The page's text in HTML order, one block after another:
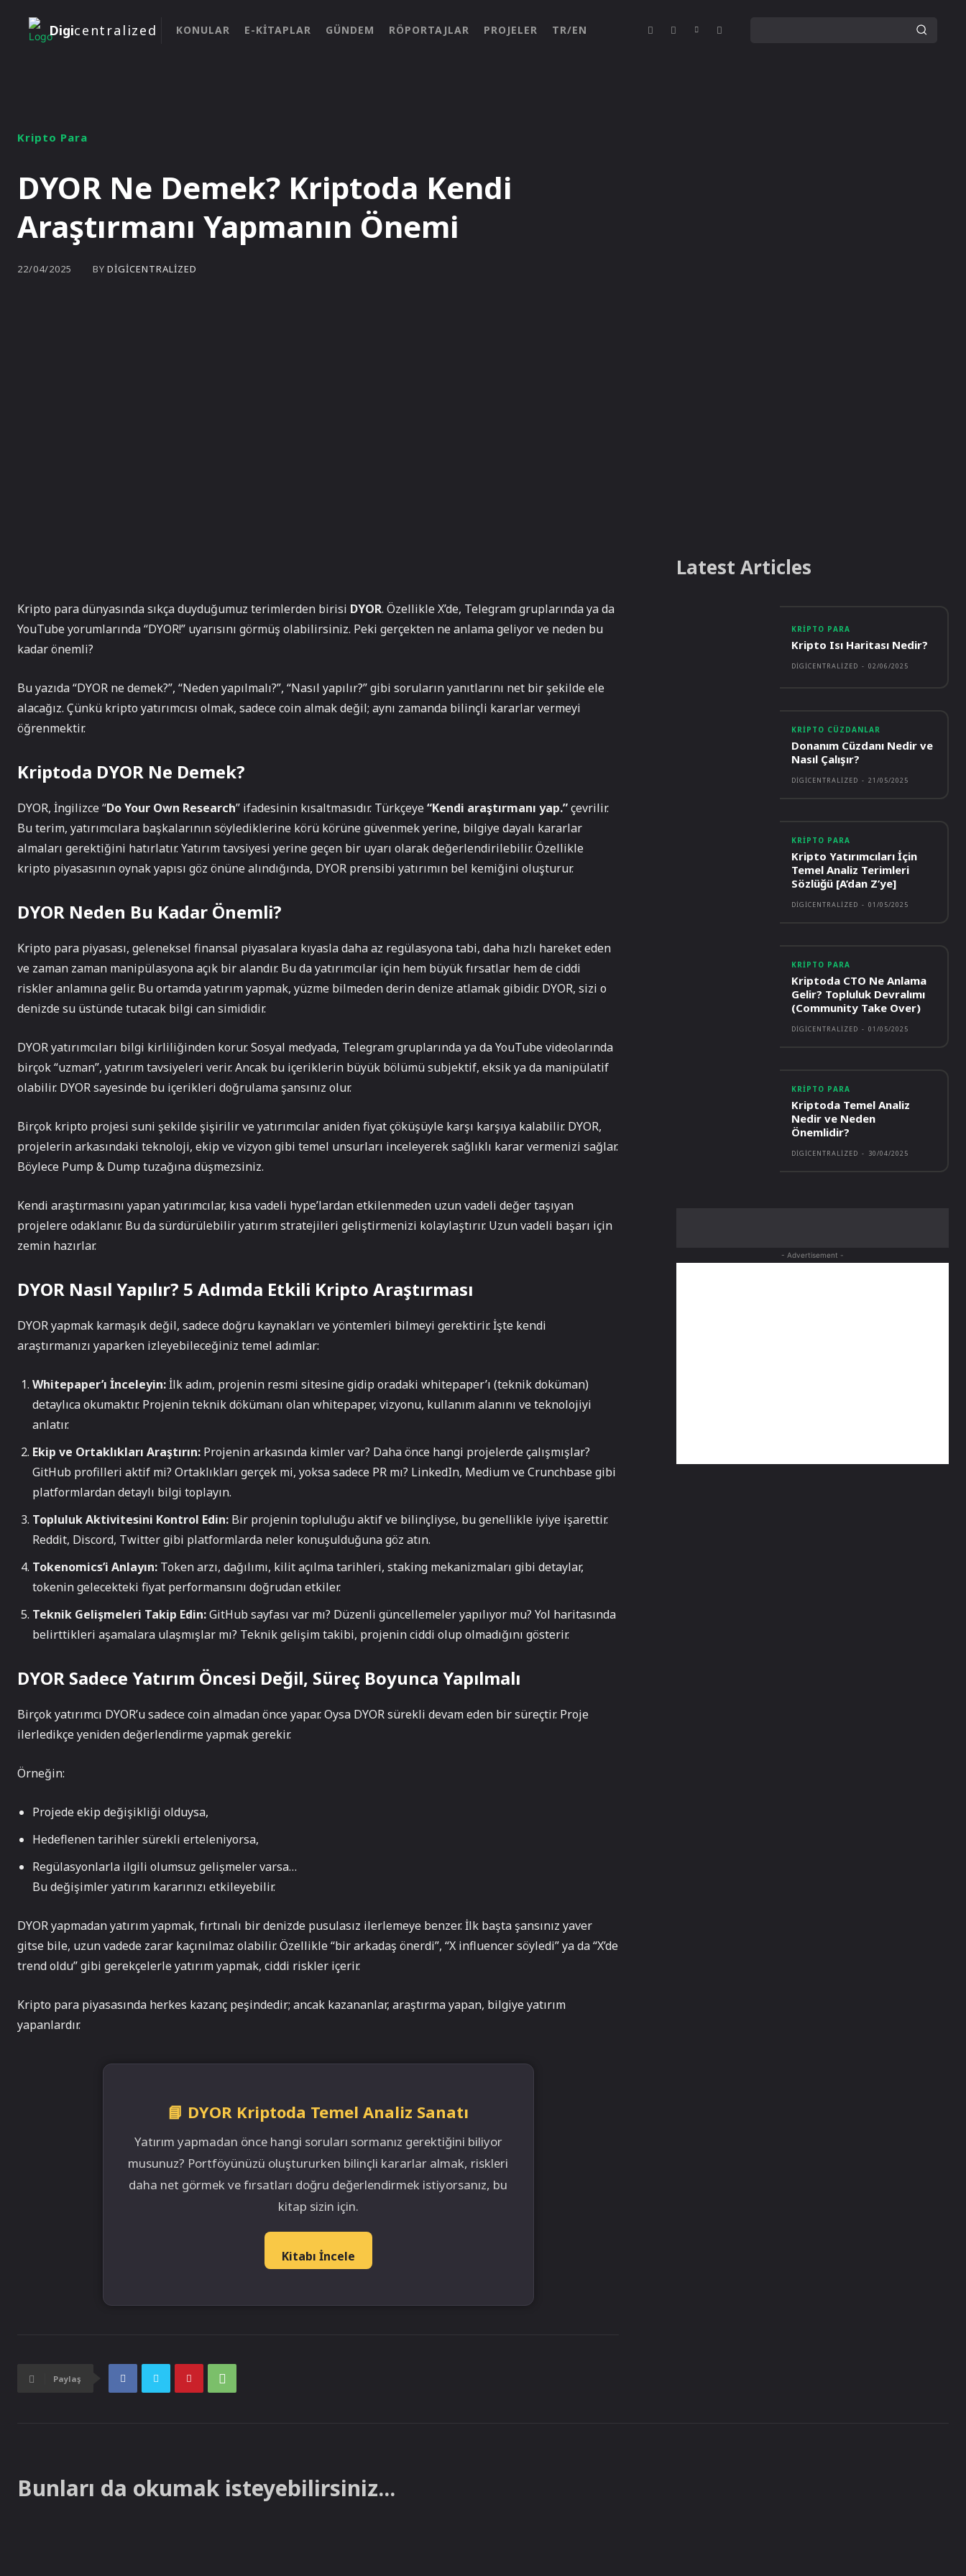
Digicentralized KONULAR E-KITAPLAR GÜNDEM RÖPORTAJLAR PROJELER TR/EN
Kripto Para
DYOR Ne Demek? Kriptoda Kendi
Araştırmanı Yapmanın Önemi
22/04/2025 BY DIGICENTRALIZED
Kripto para dünyasında sıkça duyduğumuz terimlerden birisi DYOR. Özellikle X’de, Telegram gruplarında ya da
YouTube yorumlarında “DYOR!” uyarısını görmüş olabilirsiniz. Peki gerçekten ne anlama geliyor ve neden bu
kadar önemli?
Bu yazıda “DYOR ne demek?”, “Neden yapılmalı?”, “Nasıl yapılır?” gibi soruların yanıtlarını net bir şekilde ele
alacağız. Çünkü kripto yatırımcısı olmak, sadece coin almak değil; aynı zamanda bilinçli kararlar vermeyi
öğrenmektir.
Kriptoda DYOR Ne Demek?
DYOR, İngilizce “Do Your Own Research” ifadesinin kısaltmasıdır. Türkçeye“Kendi araştırmanı yap.”çevrilir.
Bu terim, yatırımcılara başkalarının söylediklerine körü körüne güvenmek yerine, bilgiye dayalı kararlar
almaları gerektiğini hatırlatır. Yatırım tavsiyesi yerine geçen bir uyarı olarak değerlendirilebilir. Özellikle
kripto piyasasının oynak yapısı göz önüne alındığında, DYOR prensibi yatırımın bel kemiğini oluşturur.
DYOR Neden Bu Kadar Önemli?
Kripto para piyasası, geleneksel finansal piyasalara kıyasla daha az regülasyona tabi, daha hızlı hareket eden
ve zaman zaman manipülasyona açık bir alandır. Bu da yatırımcılar için hem büyük fırsatlar hem de ciddi
riskler anlamına gelir. Bu ortamda yatırım yapmak, yüzme bilmeden derin denize atlamak gibidir. DYOR, sizi o
denizde su üstünde tutacak bilgi can simididir.
DYOR yatırımcıları bilgi kirliliğinden korur. Sosyal medyada, Telegram gruplarında ya da YouTube videolarında
birçok “uzman”, yatırım tavsiyeleri verir. Ancak bu içeriklerin büyük bölümü subjektif, eksik ya da manipülatif
olabilir. DYOR sayesinde bu içerikleri doğrulama şansınız olur.
Birçok kripto projesi suni şekilde şişirilir ve yatırımcılar aniden fiyat çöküşüyle karşı karşıya kalabilir. DYOR,
projelerin arkasındaki teknoloji, ekip ve vizyon gibi temel unsurları inceleyerek sağlıklı karar vermenizi sağlar.
Böylece Pump & Dump tuzağına düşmezsiniz.
Kendi araştırmasını yapan yatırımcılar, kısa vadeli hype’lardan etkilenmeden uzun vadeli değer taşıyan
projelere odaklanır. Bu da sürdürülebilir yatırım stratejileri geliştirmenizi kolaylaştırır. Uzun vadeli başarı için
zemin hazırlar.
DYOR Nasıl Yapılır? 5 Adımda Etkili Kripto Araştırması
DYOR yapmak karmaşık değil, sadece doğru kaynakları ve yöntemleri bilmeyi gerektirir. İşte kendi
araştırmanızı yaparken izleyebileceğiniz temel adımlar:
Whitepaper’ı İnceleyin:İlk adım, projenin resmi sitesine gidip oradaki whitepaper’ı (teknik doküman)
detaylıca okumaktır. Projenin teknik dökümanı olan whitepaper, vizyonu, kullanım alanını ve teknolojiyi
anlatır.
Ekip ve Ortaklıkları Araştırın: Projenin arkasında kimler var? Daha önce hangi projelerde çalışmışlar?
GitHub profilleri aktif mi? Ortaklıkları gerçek mi, yoksa sadece PR mı? LinkedIn, Medium ve Crunchbase gibi
platformlardan detaylı bilgi toplayın.
Topluluk Aktivitesini Kontrol Edin: Bir projenin topluluğu aktif ve bilinçliyse, bu genellikle iyiye işarettir.
Reddit, Discord, Twitter gibi platformlarda neler konuşulduğuna göz atın.
Tokenomics’i Anlayın: Token arzı, dağılımı, kilit açılma tarihleri, staking mekanizmaları gibi detaylar,
tokenin gelecekteki fiyat performansını doğrudan etkiler.
Teknik Gelişmeleri Takip Edin:GitHub sayfası var mı? Düzenli güncellemeler yapılıyor mu? Yol haritasında
belirttikleri aşamalara ulaşmışlar mı? Teknik gelişim takibi, projenin ciddi olup olmadığını gösterir.
DYOR Sadece Yatırım Öncesi Değil, Süreç Boyunca Yapılmalı
Birçok yatırımcı DYOR’u sadece coin almadan önce yapar. Oysa DYOR sürekli devam eden bir süreçtir. Proje
ilerledikçe yeniden değerlendirme yapmak gerekir.
Örneğin:
Projede ekip değişikliği olduysa,
Hedeflenen tarihler sürekli erteleniyorsa,
Regülasyonlarla ilgili olumsuz gelişmeler varsa…
Bu değişimler yatırım kararınızı etkileyebilir.
DYOR yapmadan yatırım yapmak, fırtınalı bir denizde pusulasız ilerlemeye benzer. İlk başta şansınız yaver
gitse bile, uzun vadede zarar kaçınılmaz olabilir. Özellikle “bir arkadaş önerdi”, “X influencer söyledi” ya da “X’de
trend oldu” gibi gerekçelerle yatırım yapmak, ciddi riskler içerir.
Kripto para piyasasında herkes kazanç peşindedir; ancak kazananlar, araştırma yapan, bilgiye yatırım
yapanlardır.
📘 DYOR Kriptoda Temel Analiz Sanatı
Yatırım yapmadan önce hangi soruları sormanız gerektiğini biliyor
musunuz? Portföyünüzü oluştururken bilinçli kararlar almak, riskleri
daha net görmek ve fırsatları doğru değerlendirmek istiyorsanız, bu
kitap sizin için.
Kitabı İncele
Paylaş
Latest Articles
KRIPTO PARA
Kripto Isı Haritası Nedir?
DIGICENTRALIZED - 02/06/2025
KRIPTO CÜZDANLAR
Donanım Cüzdanı Nedir ve
Nasıl Çalışır?
DIGICENTRALIZED - 21/05/2025
KRIPTO PARA
Kripto Yatırımcıları İçin
Temel Analiz Terimleri
Sözlüğü [A’dan Z’ye]
DIGICENTRALIZED - 01/05/2025
KRIPTO PARA
Kriptoda CTO Ne Anlama
Gelir? Topluluk Devralımı
(Community Take Over)
DIGICENTRALIZED - 01/05/2025
KRIPTO PARA
Kriptoda Temel Analiz
Nedir ve Neden
Önemlidir?
DIGICENTRALIZED - 30/04/2025
- Advertisement -
Bunları da okumak isteyebilirsiniz...